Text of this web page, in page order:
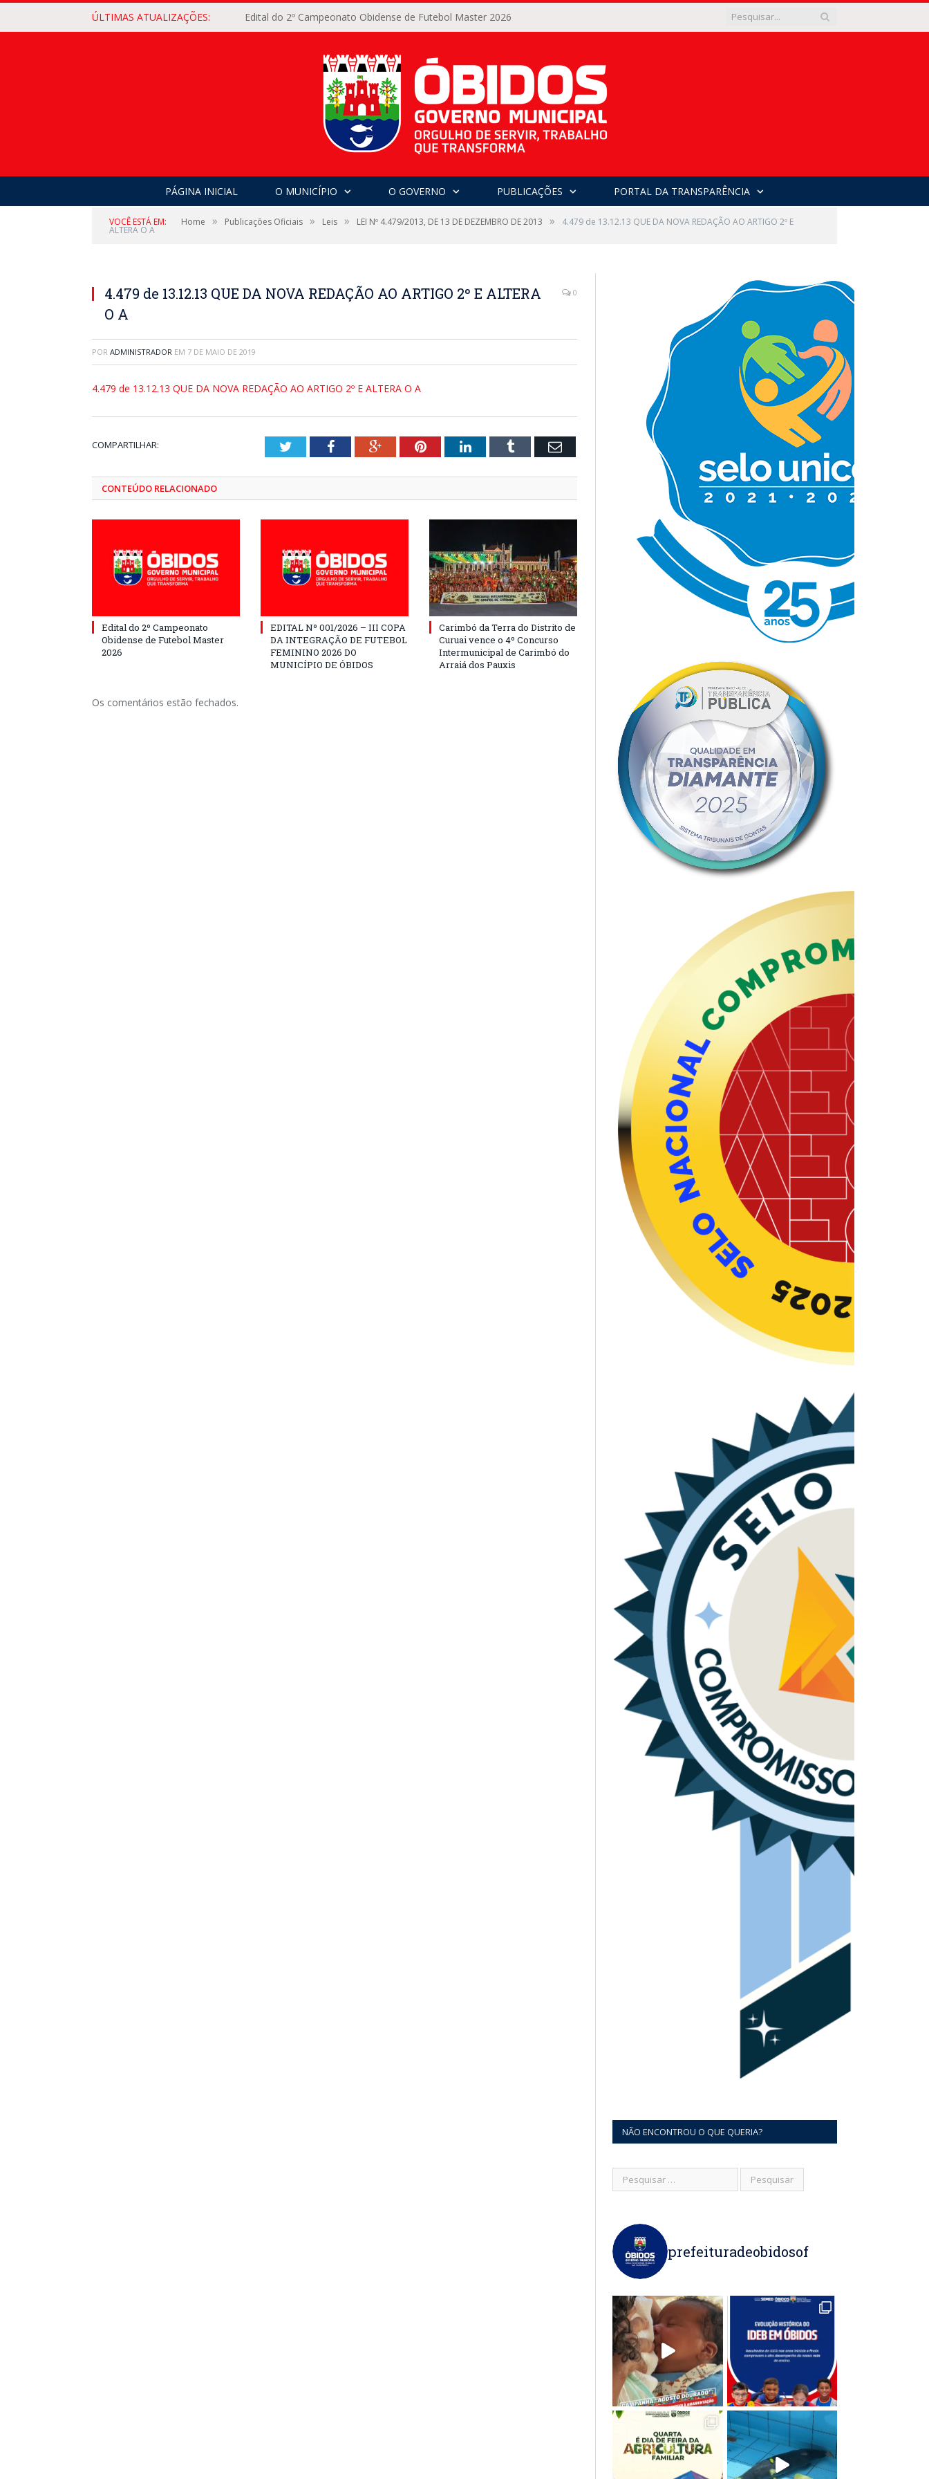
ÚLTIMAS ATUALIZAÇÕES: Edital do 2º Campeonato Obidense de Futebol Master 2026
PÁGINA INICIAL O MUNICÍPIO O GOVERNO PUBLICAÇÕES PORTAL DA TRANSPARÊNCIA
VOCÊ ESTÁ EM: Home » Publicações Oficiais » Leis » LEI Nº 4.479/2013, DE 13 DE DEZEMBRO DE 2013 » 4.479 de 13.12.13 QUE DA NOVA REDAÇÃO AO ARTIGO 2º E
ALTERA O A
4.479 de 13.12.13 QUE DA NOVA REDAÇÃO AO ARTIGO 2º E ALTERA
O A
0
POR ADMINISTRADOR EM 7 DE MAIO DE 2019
4.479 de 13.12.13 QUE DA NOVA REDAÇÃO AO ARTIGO 2º E ALTERA O A
COMPARTILHAR: TwitterFacebookGoogle+PinterestLinkedInTumblr Email
CONTEÚDO RELACIONADO
Edital do 2º Campeonato
Obidense de Futebol Master
2026
EDITAL Nº 001/2026 – III COPA
DA INTEGRAÇÃO DE FUTEBOL
FEMININO 2026 DO
MUNICÍPIO DE ÓBIDOS
Carimbó da Terra do Distrito de
Curuai vence o 4º Concurso
Intermunicipal de Carimbó do
Arraiá dos Pauxis
Os comentários estão fechados.
NÃO ENCONTROU O QUE QUERIA?
prefeituradeobidosof